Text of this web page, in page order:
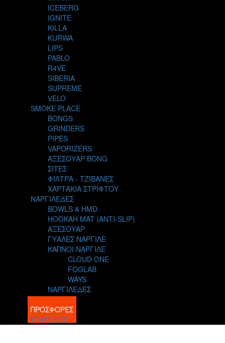
VGOD
WILD ZOO
YETI
ICEBERG
IGNITE
KILLA
KURWA
LIPS
PABLO
R4VE
SIBERIA
SUPREME
VELO
SMOKE PLACE
BONGS
GRINDERS
PIPES
VAPORIZERS
ΑΞΕΣΟΥΑΡ BONG
ΣΙΤΕΣ
ΦΙΛΤΡΑ - ΤΖΙΒΑΝΕΣ
ΧΑΡΤΑΚΙΑ ΣΤΡΙΦΤΟΥ
ΝΑΡΓΙΛΕΔΕΣ
BOWLS & HMD
HOOKAH MAT (ANTI-SLIP)
ΑΞΕΣΟΥΑΡ
ΓΥΑΛΕΣ ΝΑΡΓΙΛΕ
ΚΑΠΝΟΙ ΝΑΡΓΙΛΕ
CLOUD ONE
FOGLAB
WAYS
ΝΑΡΓΙΛΕΔΕΣ
BLOG
ΠΡΟΣΦΟΡΕΣ
ΥΠΗΡΕΣΙΕΣ